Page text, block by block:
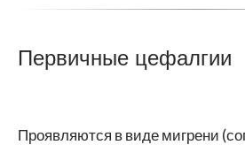
Первичные цефалгии
Проявляются в виде мигрени